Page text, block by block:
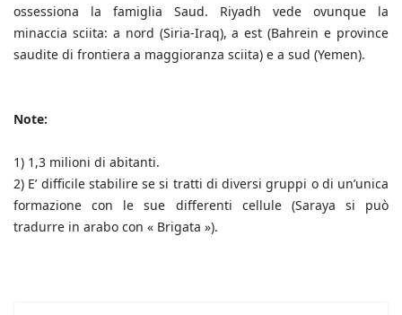
ossessiona la famiglia Saud. Riyadh vede ovunque la
minaccia sciita: a nord (Siria-Iraq), a est (Bahrein e province
saudite di frontiera a maggioranza sciita) e a sud (Yemen).
Note:
1) 1,3 milioni di abitanti.
2) E’ difficile stabilire se si tratti di diversi gruppi o di un’unica
formazione con le sue differenti cellule (Saraya si può
tradurre in arabo con « Brigata »).